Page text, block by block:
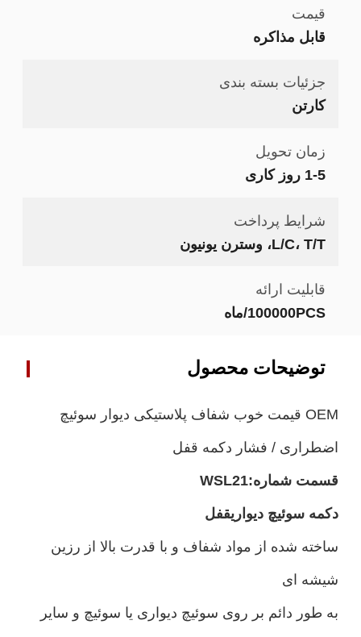
قیمت
قابل مذاکره
جزئیات بسته بندی
کارتن
زمان تحویل
1-5 روز کاری
شرایط پرداخت
L/C، T/T، وسترن یونیون
قابلیت ارائه
100000PCS/ماه
توضیحات محصول
OEM قیمت خوب شفاف پلاستیکی دیوار سوئیچ
اضطراری / فشار دکمه قفل
قسمت شماره:WSL21
دکمه سوئیچ دیواریقفل
ساخته شده از مواد شفاف و با قدرت بالا از رزین
شیشه ای
به طور دائم بر روی سوئیچ دیواری یا سوئیچ و سایر